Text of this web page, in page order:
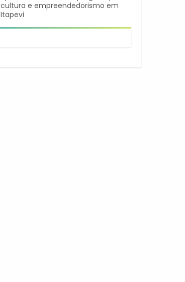
cultura e empreendedorismo em
Itapevi